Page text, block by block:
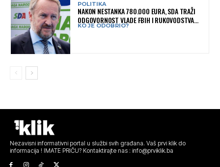
POLITIKA
NAKON NESTANKA 780.000 EURA, SDA TRAŽI
ODGOVORNOST VLADE FBIH I RUKOVODSTVA
IGMANA
KO JE ODOBRIO?
Nezavisni informativni portal u službi svih građana. Vaš prvi klik do
informacija ! IMATE PRIČU? Kontaktirajte nas : info@prviklik.ba